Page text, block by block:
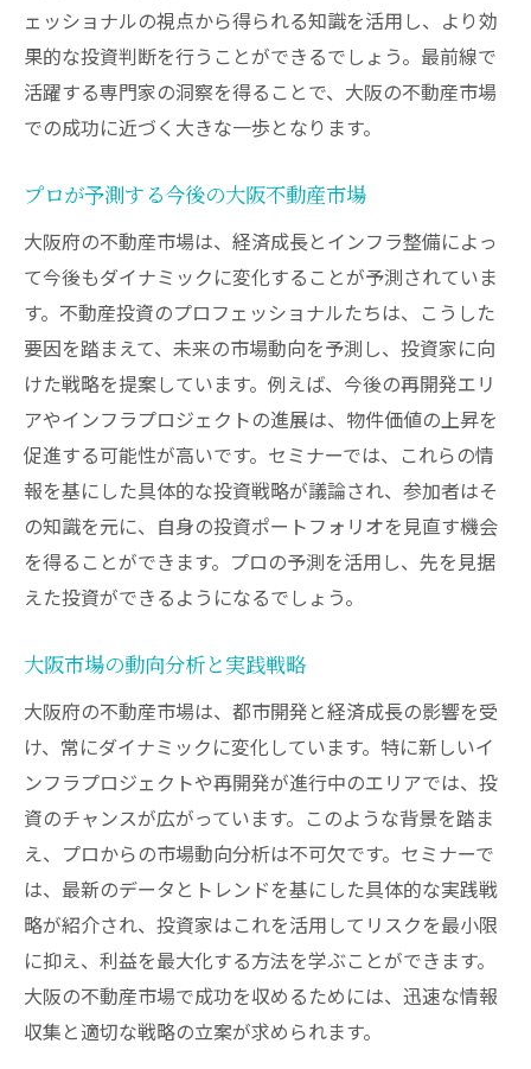
ェッショナルの視点から得られる知識を活用し、より効
果的な投資判断を行うことができるでしょう。最前線で
活躍する専門家の洞察を得ることで、大阪の不動産市場
での成功に近づく大きな一歩となります。
プロが予測する今後の大阪不動産市場
大阪府の不動産市場は、経済成長とインフラ整備によっ
て今後もダイナミックに変化することが予測されていま
す。不動産投資のプロフェッショナルたちは、こうした
要因を踏まえて、未来の市場動向を予測し、投資家に向
けた戦略を提案しています。例えば、今後の再開発エリ
アやインフラプロジェクトの進展は、物件価値の上昇を
促進する可能性が高いです。セミナーでは、これらの情
報を基にした具体的な投資戦略が議論され、参加者はそ
の知識を元に、自身の投資ポートフォリオを見直す機会
を得ることができます。プロの予測を活用し、先を見据
えた投資ができるようになるでしょう。
大阪市場の動向分析と実践戦略
大阪府の不動産市場は、都市開発と経済成長の影響を受
け、常にダイナミックに変化しています。特に新しいイ
ンフラプロジェクトや再開発が進行中のエリアでは、投
資のチャンスが広がっています。このような背景を踏ま
え、プロからの市場動向分析は不可欠です。セミナーで
は、最新のデータとトレンドを基にした具体的な実践戦
略が紹介され、投資家はこれを活用してリスクを最小限
に抑え、利益を最大化する方法を学ぶことができます。
大阪の不動産市場で成功を収めるためには、迅速な情報
収集と適切な戦略の立案が求められます。